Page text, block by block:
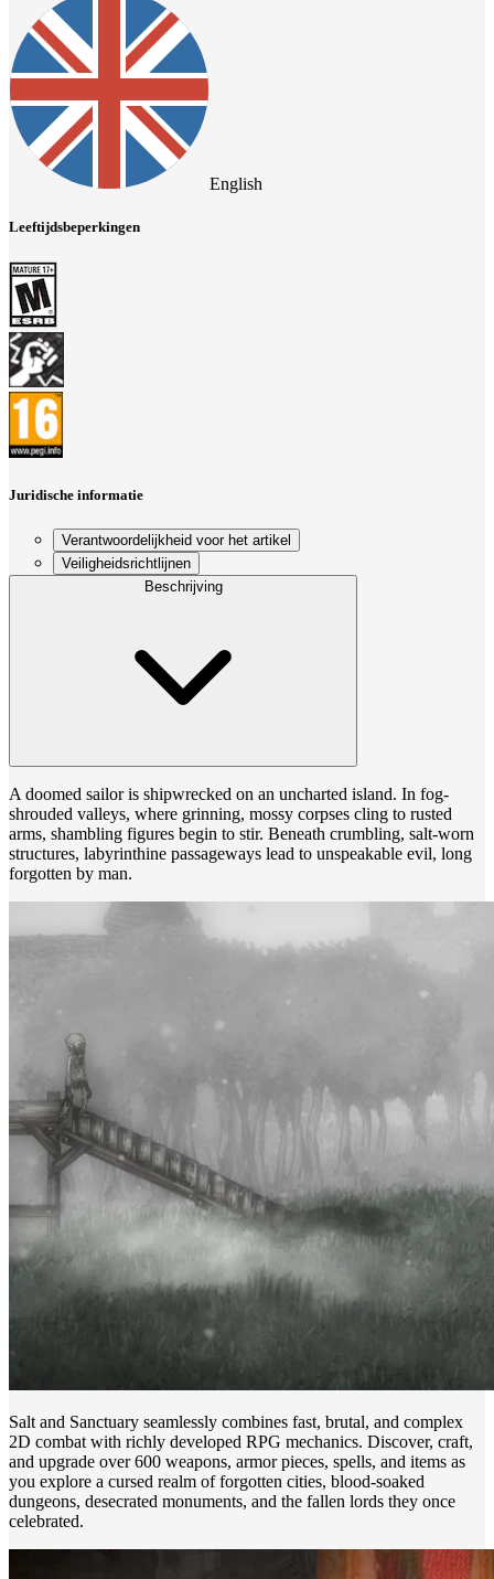
English
Leeftijdsbeperkingen
Juridische informatie
Verantwoordelijkheid voor het artikel
Veiligheidsrichtlijnen
Beschrijving
A doomed sailor is shipwrecked on an uncharted island. In fog-
shrouded valleys, where grinning, mossy corpses cling to rusted
arms, shambling figures begin to stir. Beneath crumbling, salt-worn
structures, labyrinthine passageways lead to unspeakable evil, long
forgotten by man.
Salt and Sanctuary seamlessly combines fast, brutal, and complex
2D combat with richly developed RPG mechanics. Discover, craft,
and upgrade over 600 weapons, armor pieces, spells, and items as
you explore a cursed realm of forgotten cities, blood-soaked
dungeons, desecrated monuments, and the fallen lords they once
celebrated.